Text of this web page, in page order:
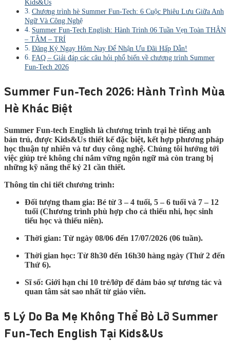
Kids&Us
Chương trình hè Summer Fun-Tech: 6 Cuộc Phiêu Lưu Giữa Anh
Ngữ Và Công Nghệ
Summer Fun-Tech English: Hành Trình 06 Tuần Vẹn Toàn THÂN
– TÂM – TRÍ
Đăng Ký Ngay Hôm Nay Để Nhận Ưu Đãi Hấp Dẫn!
FAQ – Giải đáp các câu hỏi phổ biến về chương trình Summer
Fun-Tech 2026
Summer Fun-Tech 2026: Hành Trình Mùa
Hè Khác Biệt
Summer Fun-tech English là chương trình trại hè tiếng anh
bán trú, được Kids&Us thiết kế đặc biệt, kết hợp phương pháp
học thuận tự nhiên và tư duy công nghệ. Chúng tôi hướng tới
việc giúp trẻ không chỉ nắm vững ngôn ngữ mà còn trang bị
những kỹ năng thế kỷ 21 cần thiết.
Thông tin chi tiết chương trình:
Đối tượng tham gia: Bé từ 3 – 4 tuổi, 5 – 6 tuổi và 7 – 12
tuổi (Chương trình phù hợp cho cả thiếu nhi, học sinh
tiểu học và thiếu niên).
Thời gian: Từ ngày 08/06 đến 17/07/2026 (06 tuần).
Thời gian học: Từ 8h30 đến 16h30 hàng ngày (Thứ 2 đến
Thứ 6).
Sĩ số: Giới hạn chỉ 10 trẻ/lớp để đảm bảo sự tương tác và
quan tâm sát sao nhất từ giáo viên.
5 Lý Do Ba Mẹ Không Thể Bỏ Lỡ Summer
Fun-Tech English Tại Kids&Us